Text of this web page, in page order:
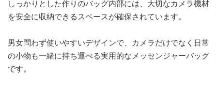
しっかりとした作りのバッグ内部には、大切なカメラ機材
を安全に収納できるスペースが確保されています。
男女問わず使いやすいデザインで、カメラだけでなく日常
の小物も一緒に持ち運べる実用的なメッセンジャーバッグ
です。